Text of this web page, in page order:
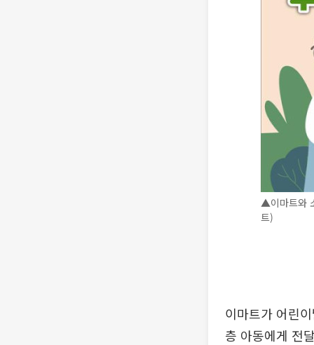
▲이마트와
트)
이마트가 어린
층 아동에게 전